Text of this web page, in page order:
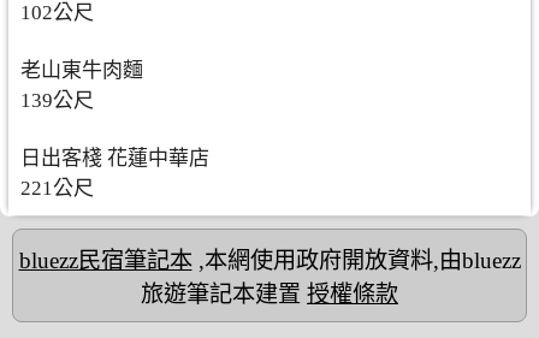
102公尺
老山東牛肉麵
139公尺
日出客棧 花蓮中華店
221公尺
bluezz民宿筆記本,本網使用政府開放資料,由bluezz
旅遊筆記本建置 授權條款